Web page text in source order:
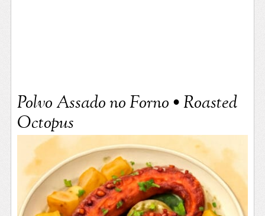
Polvo Assado no Forno • Roasted
Octopus